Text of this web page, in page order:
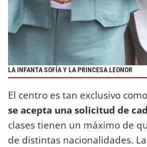
LA INFANTA SOFÍA Y LA PRINCESA LEONOR
El centro es tan exclusivo
se acepta una solicitud de
clases tienen un máximo de
de distintas nacionalidades.